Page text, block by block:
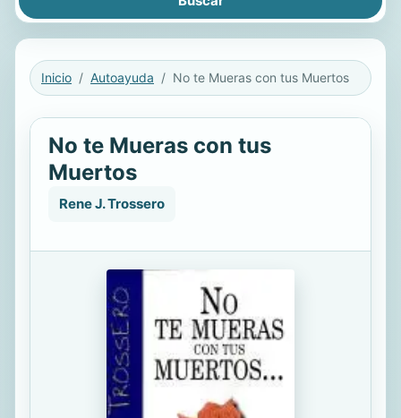
Inicio Autoayuda No te Mueras con tus Muertos
No te Mueras con tus
Muertos
Rene J. Trossero